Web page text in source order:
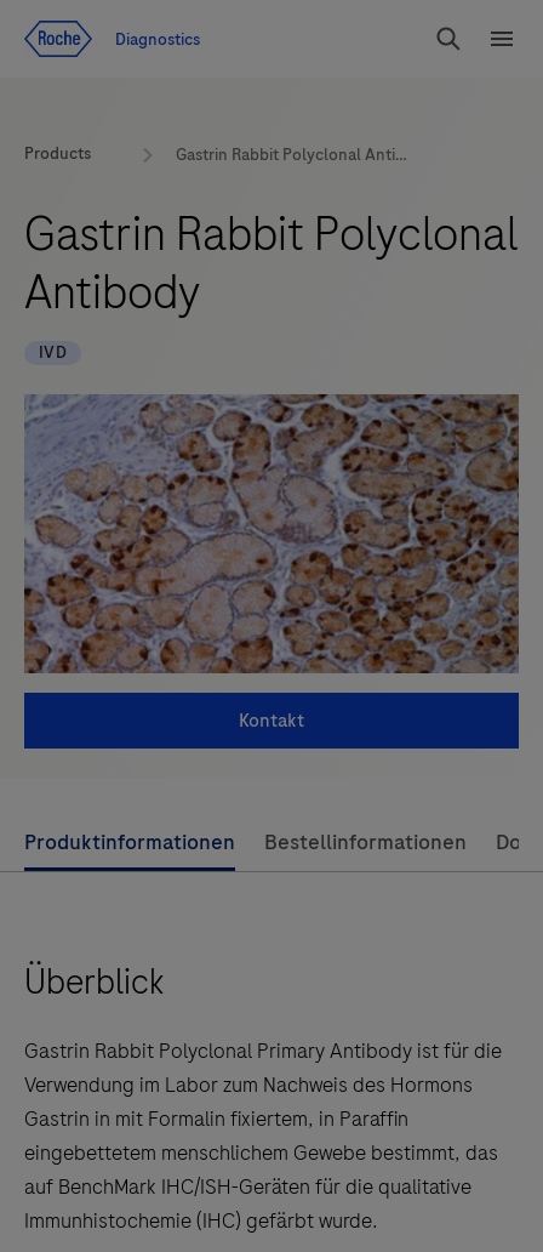
Diagnostics
Suchen
Products Gastrin Rabbit Polyclonal Antibody
Gastrin Rabbit Polyclonal
Antibody
IVD
Kontakt
Use
left
arrow
to
scroll
between
the
tabs
Produktinformationen Bestellinformationen
Überblick
Gastrin Rabbit Polyclonal Primary Antibody ist für die
Verwendung im Labor zum Nachweis des Hormons
Gastrin in mit Formalin fixiertem, in Paraffin
eingebettetem menschlichem Gewebe bestimmt, das
auf BenchMark IHC/ISH-Geräten für die qualitative
Immunhistochemie (IHC) gefärbt wurde.